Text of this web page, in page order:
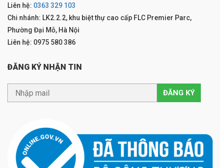
Liên hệ: 0363 329 103
Chi nhánh: LK2.2.2, khu biệt thự cao cấp FLC Premier Parc,
Phường Đại Mỗ, Hà Nội
Liên hệ: 0975 580 386
ĐĂNG KÝ NHẬN TIN